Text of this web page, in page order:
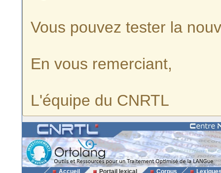
Vous pouvez tester la
En vous remerciant,
L'équipe du CNRTL
Accueil Portail lexical Corpus